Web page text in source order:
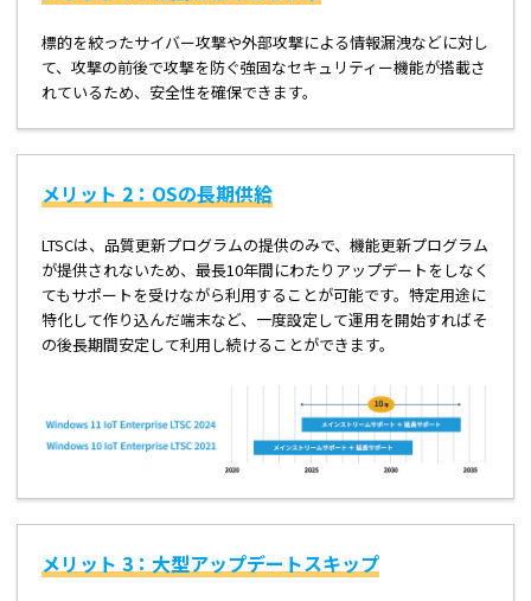
標的を絞ったサイバー攻撃や外部攻撃による情報漏洩などに対し
て、攻撃の前後で攻撃を防ぐ強固なセキュリティー機能が搭載さ
れているため、安全性を確保できます。
メリット 2：OSの長期供給
LTSCは、品質更新プログラムの提供のみで、機能更新プログラム
が提供されないため、最長10年間にわたりアップデートをしなく
てもサポートを受けながら利用することが可能です。特定用途に
特化して作り込んだ端末など、一度設定して運用を開始すればそ
の後長期間安定して利用し続けることができます。
メリット 3：大型アップデートスキップ